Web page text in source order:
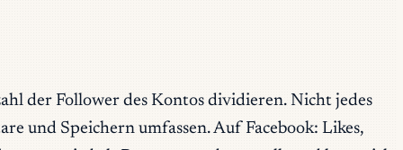
der Follower des Kontos dividieren. Nicht jedes
und Speichern umfassen. Auf Facebook: Likes,